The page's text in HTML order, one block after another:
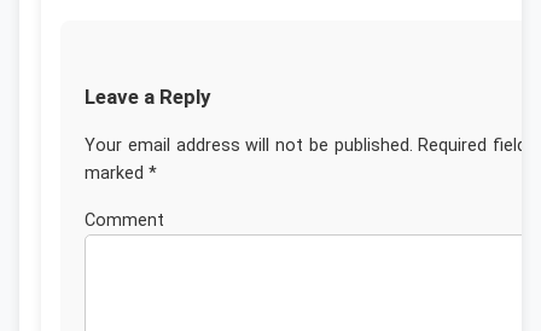
Leave a Reply
Your email address will not be published. Required fields
marked *